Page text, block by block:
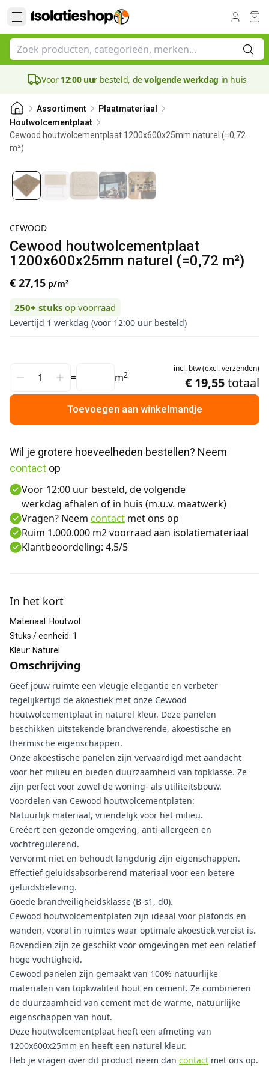
Voor 12:00 uur besteld, devolgende werkdag in huis
Assortiment
Plaatmateriaal
Houtwolcementplaat
Cewood houtwolcementplaat 1200x600x25mm naturel (=0,72
m²)
CEWOOD
Cewood houtwolcementplaat
1200x600x25mm naturel (=0,72 m²)
€ 27,15 p/m²
250+ stuks op voorraad
Levertijd 1 werkdag (voor 12:00 uur besteld)
= m2
incl. btw(excl.verzenden)
€ 19,55totaal
Toevoegen aan winkelmandje
contact op
Voor 12:00 uur besteld, de volgende
werkdag afhalen of in huis (m.u.v. maatwerk)
Vragen? Neem contact met ons op
Ruim 1.000.000 m2 voorraad aan isolatiemateriaal
Klantbeoordeling: 4.5/5
In het kort
Materiaal : Houtwol
Stuks / eenheid: 1
Kleur: Naturel
Omschrijving
Geef jouw ruimte een vleugje elegantie en verbeter
tegelijkertijd de akoestiek met onze Cewood
houtwolcementplaat in naturel kleur. Deze panelen
beschikken uitstekende brandwerende, akoestische en
thermische eigenschappen.
Onze akoestische panelen zijn vervaardigd met aandacht
voor het milieu en bieden duurzaamheid van topklasse. Ze
zijn perfect voor zowel de woning- als utiliteitsbouw.
Voordelen van Cewood houtwolcementplaten:
Natuurlijk materiaal, vriendelijk voor het milieu.
Creëert een gezonde omgeving, anti-allergeen en
vochtregulerend.
Vervormt niet en behoudt langdurig zijn eigenschappen.
Effectief geluidsabsorberend materiaal voor een betere
geluidsbeleving.
Goede brandveiligheidsklasse (B-s1, d0).
Cewood houtwolcementplaten zijn ideaal voor plafonds en
wanden, vooral in ruimtes waar optimale akoestiek vereist is.
Bovendien zijn ze geschikt voor omgevingen met een relatief
hoge vochtigheid.
Cewood panelen zijn gemaakt van 100% natuurlijke
materialen van topkwaliteit hout en cement. Ze combineren
de duurzaamheid van cement met de warme, natuurlijke
eigenschappen van hout.
Deze houtwolcementplaat heeft een afmeting van
1200x600x25mm en heeft een naturel kleur.
Heb je vragen over dit product neem dan contact met ons op.